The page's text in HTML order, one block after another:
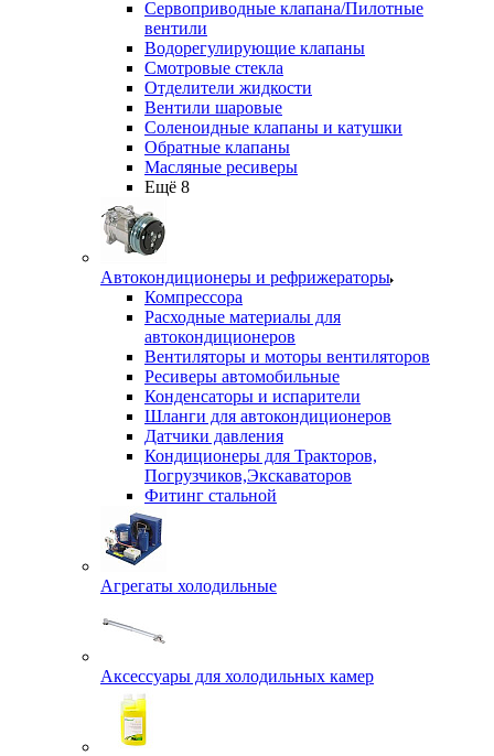
Сервоприводные клапана/Пилотные
вентили
Водорегулирующие клапаны
Смотровые стекла
Отделители жидкости
Вентили шаровые
Соленоидные клапаны и катушки
Обратные клапаны
Масляные ресиверы
Ещё 8
Автокондиционеры и рефрижераторы
Компрессора
Расходные материалы для
автокондиционеров
Вентиляторы и моторы вентиляторов
Ресиверы автомобильные
Конденсаторы и испарители
Шланги для автокондиционеров
Датчики давления
Кондиционеры для Тракторов,
Погрузчиков,Экскаваторов
Фитинг стальной
Агрегаты холодильные
Аксессуары для холодильных камер